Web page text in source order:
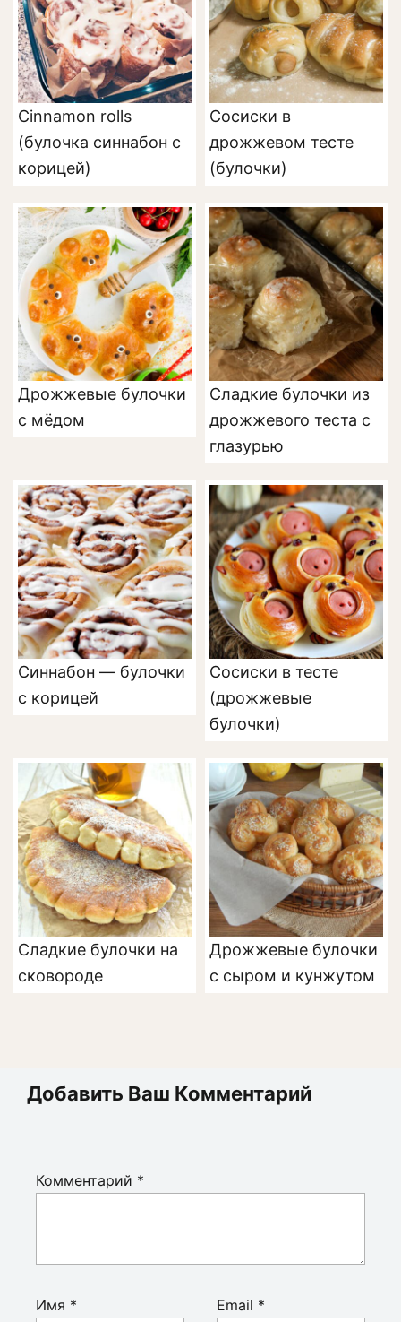
Сinnamon rolls
(булочка синнабон с
корицей)
Сосиски в
дрожжевом тесте
(булочки)
Дрожжевые булочки
с мёдом
Сладкие булочки из
дрожжевого теста с
глазурью
Синнабон — булочки
с корицей
Сосиски в тесте
(дрожжевые
булочки)
Сладкие булочки на
сковороде
Дрожжевые булочки
с сыром и кунжутом
Добавить Ваш Комментарий
Комментарий *
Имя * Email *